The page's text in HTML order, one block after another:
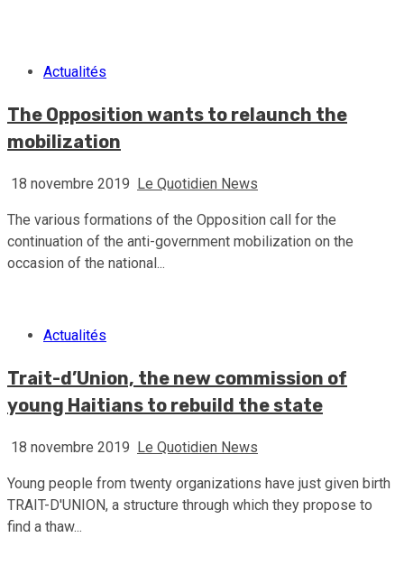
Actualités
The Opposition wants to relaunch the
mobilization
18 novembre 2019 Le Quotidien News
The various formations of the Opposition call for the
continuation of the anti-government mobilization on the
occasion of the national...
Actualités
Trait-d’Union, the new commission of
young Haitians to rebuild the state
18 novembre 2019 Le Quotidien News
Young people from twenty organizations have just given birth
TRAIT-D'UNION, a structure through which they propose to
find a thaw...